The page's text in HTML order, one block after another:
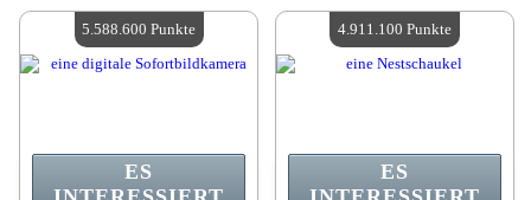
Verfügbare Menge:4
Verfügbare Menge:4
ES
5.588.600 Punkte
ES
4.911.100 Punkte